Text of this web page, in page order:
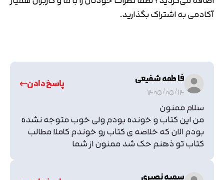
آکادمی به اشتراک بگذارید.
فا طمه شفیعی
1405/05/14
پاسخ دادن
سلام ممنون
من این کتاب و خونده بودم ولی خوب متوجه نشده
بودم الان که خلاصه ی کتاب رو خوندم کاملا مطالب
کتاب تو ذهنم حک شد ممنون از شما
سمیه نصیری